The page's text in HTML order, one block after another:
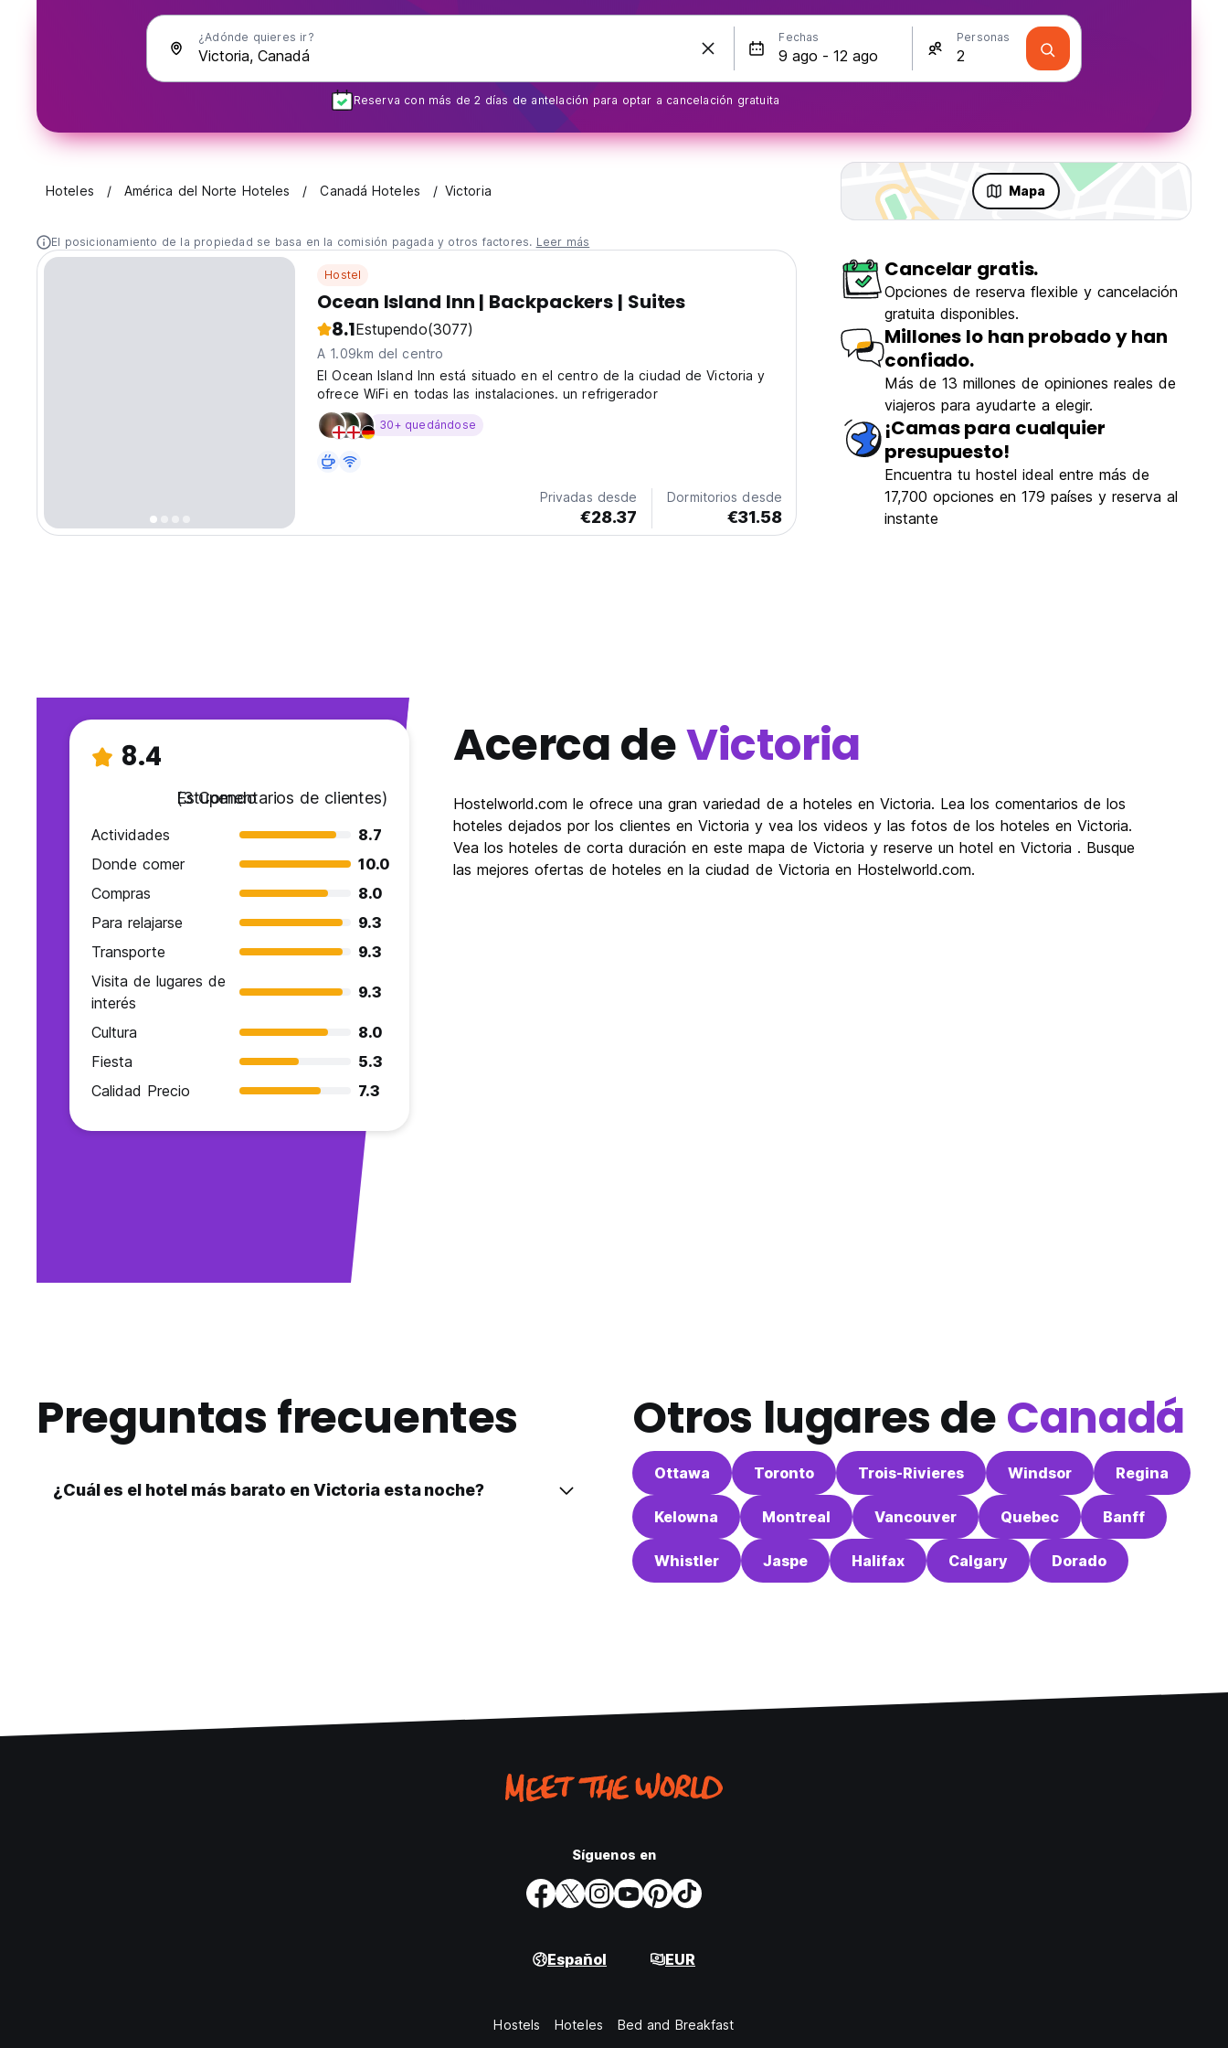
¿Adónde quieres ir? Fechas Personas
Reserva con más de 2 días de antelación para optar a cancelación gratuita
Hoteles América del Norte Hoteles Canadá Hoteles Victoria Mapa
El posicionamiento de la propiedad se basa en la comisión pagada y otros factores. Leer más
Hostel
Ocean Island Inn | Backpackers | Suites
8.1Estupendo(3077)
A 1.09km del centro
El Ocean Island Inn está situado en el centro de la ciudad de Victoria y
ofrece WiFi en todas las instalaciones. un refrigerador
30+ quedándose
Privadas desde
€28.37
Dormitorios desde
€31.58
Cancelar gratis.
Opciones de reserva flexible y cancelación
gratuita disponibles.
Millones lo han probado y han
confiado.
Más de 13 millones de opiniones reales de
viajeros para ayudarte a elegir.
¡Camas para cualquier
presupuesto!
Encuentra tu hostel ideal entre más de
17,700 opciones en 179 países y reserva al
instante
8.4
Estupendo
(3 Comentarios de clientes)
Actividades
8.7
Donde comer
10.0
Compras
8.0
Para relajarse
9.3
Transporte
9.3
Visita de lugares de
interés
9.3
Cultura
8.0
Fiesta
5.3
Calidad Precio
7.3
Acerca deVictoria
Hostelworld.com le ofrece una gran variedad de a hoteles en Victoria. Lea los comentarios de los
hoteles dejados por los clientes en Victoria y vea los videos y las fotos de los hoteles en Victoria.
Vea los hoteles de corta duración en este mapa de Victoria y reserve un hotel en Victoria . Busque
las mejores ofertas de hoteles en la ciudad de Victoria en Hostelworld.com.
Preguntas frecuentes
¿Cuál es el hotel más barato en Victoria esta noche?
Otros lugares deCanadá
Ottawa Toronto Trois-Rivieres Windsor Regina
Kelowna Montreal Vancouver Quebec Banff
Whistler Jaspe Halifax Calgary Dorado
Síguenos en
Español EUR
Hostels Hoteles Bed and Breakfast